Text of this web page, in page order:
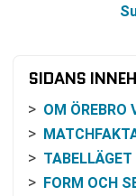
SIDANS
OM ÖREBRO
FORM OCH